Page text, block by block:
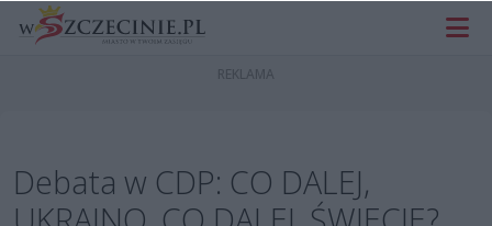
Debata w CDP: ​CO DALEJ,